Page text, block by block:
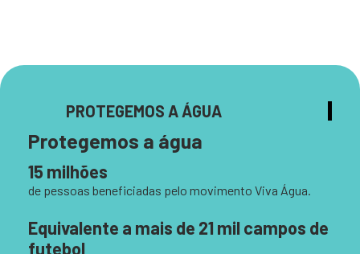
PROTEGEMOS A ÁGUA
Protegemos a água
15 milhões
de pessoas beneficiadas pelo movimento Viva Água.
Equivalente a mais de 21 mil campos de
futebol